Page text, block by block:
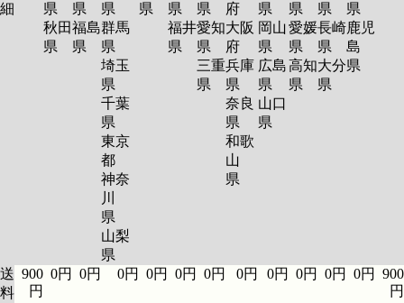
細
県
秋田
県
県
福島
県
県
群馬
県
埼玉
県
千葉
県
東京
都
神奈
川
県
山梨
県
県 県
福井
県
県
愛知
県
三重
県
府
大阪
府
兵庫
県
奈良
県
和歌
山
県
県
岡山
県
広島
県
山口
県
県
愛媛
県
高知
県
県
長崎
県
大分
県
県
鹿児
島
県
送
料
900
円
0円 0円 0円 0円 0円 0円 0円 0円 0円 0円 0円
900
円